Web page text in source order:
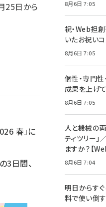
25日から
春」に
3日間、
8月6日 7:05
祝・Web担
いたお祝いコ
8月6日 7:05
個性・専門
成果を上げ
8月6日 7:05
人と機械の
ティツリー
ますか？【
8月6日 7:04
明日からす
料で使い倒